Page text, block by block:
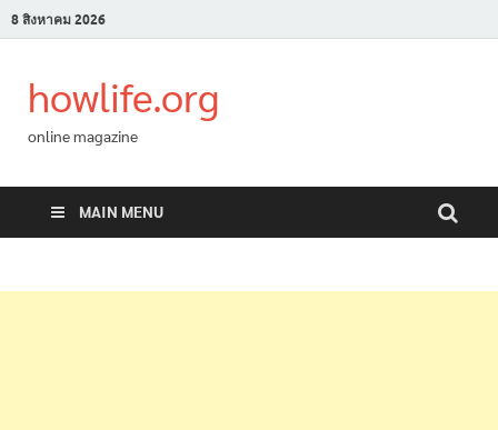
8 สิงหาคม 2026
howlife.org
online magazine
MAIN MENU